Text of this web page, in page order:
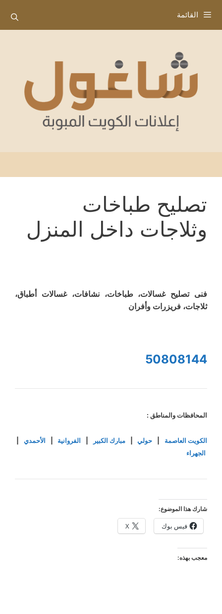
إلى
المحتوى
القائمة
تصليح طباخات
وثلاجات داخل المنزل
فنى تصليح غسالات، طباخات، نشافات، غسالات أطباق،
ثلاجات، فريزرات وأفران
50808144
المحافظات والمناطق :
الكويت العاصمة حولي|مبارك الكبير الفروانية الأحمدي
الجهراء
شارك هذا الموضوع:
فيس بوك X
معجب بهذه: